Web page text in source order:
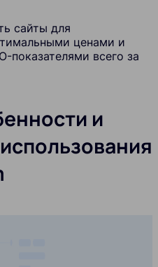
сайты для
ценами и
показателями всего за
и